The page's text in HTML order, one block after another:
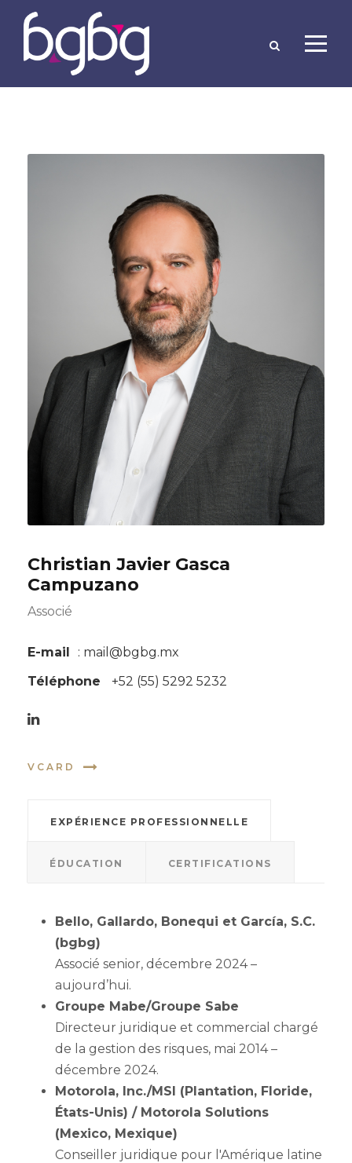
Christian Javier Gasca
Campuzano
Associé
E-mail
: mail@bgbg.mx
Téléphone
+52 (55) 5292 5232
VCARD
EXPÉRIENCE PROFESSIONNELLE
ÉDUCATION CERTIFICATIONS
Bello, Gallardo, Bonequi et García, S.C.
(bgbg)
Associé senior, décembre 2024 –
aujourd’hui.
Groupe Mabe/Groupe Sabe
Directeur juridique et commercial chargé
de la gestion des risques, mai 2014 –
décembre 2024.
Motorola, Inc./MSI (Plantation, Floride,
États-Unis) / Motorola Solutions
(Mexico, Mexique)
Conseiller juridique pour l'Amérique latine